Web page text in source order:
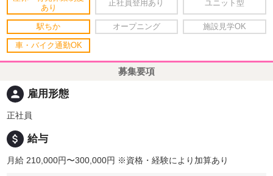
あり
正社員登用あり ユニット型
駅ちか オープニング 施設見学OK
車・バイク通勤OK
募集要項
person 雇用形態
正社員
attach_money 給与
月給 210,000円〜300,000円 ※資格・経験により加算あり